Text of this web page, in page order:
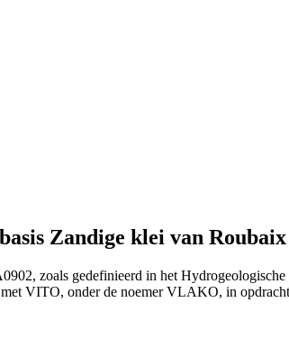
Zandige klei van Roubaix
zoals gedefinieerd in het
VITO, onder de noemer VLAKO, in